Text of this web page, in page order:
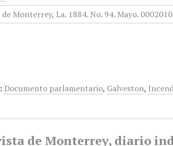
Documento parlamentario, Galveston,
de Monterrey, diario